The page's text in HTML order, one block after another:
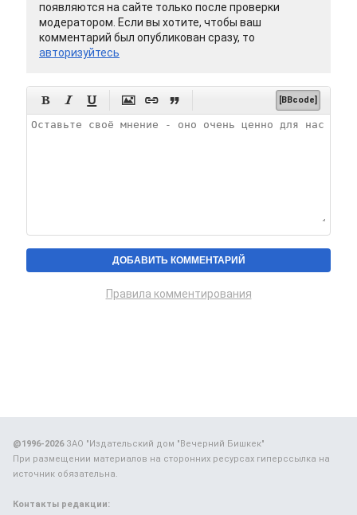
появляются на сайте только после проверки
модератором. Если вы хотите, чтобы ваш
комментарий был опубликован сразу, то
авторизуйтесь
      [BBcode]
Правила комментирования
@1996-2026ЗАО "Издательский дом "Вечерний Бишкек"
При размещении материалов на сторонних ресурсах гиперссылка на
источник обязательна.
Контакты редакции: